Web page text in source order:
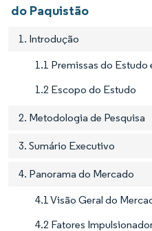
do Paquistão
1. Introdução
1.1 Premissas do
1.2 Escopo do Estudo
2. Metodologia de Pesquisa
3. Sumário Executivo
4. Panorama do Mercado
4.1 Visão Geral do
4.2 Fatores